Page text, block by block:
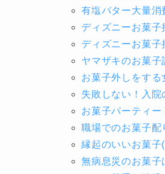
有塩バター大量消
ディズニーお菓
ディズニーお菓子
ヤマザキのお菓子
お菓子外しをす
失敗しない！入
お菓子パーティ
職場でのお菓子配
縁起のいいお菓子
無病息災のお菓子